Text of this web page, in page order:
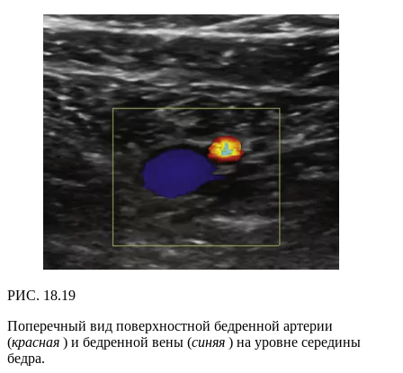
РИС. 18.19
Поперечный вид поверхностной бедренной артерии
(красная ) и бедренной вены (синяя ) на уровне середины
бедра.